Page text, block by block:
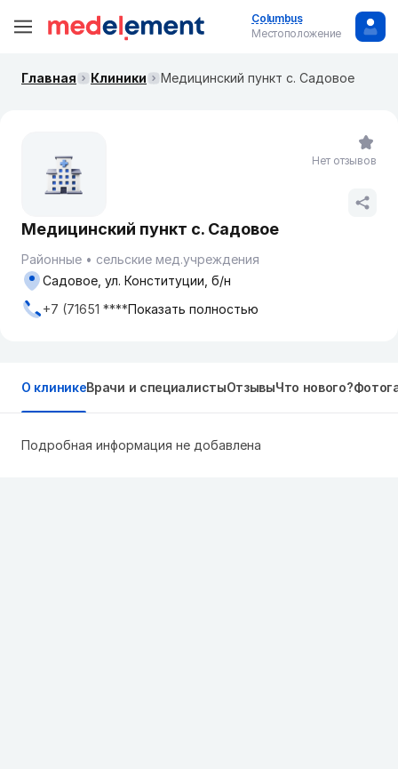
Columbus
Местоположение
Главная Клиники Медицинский пункт с. Садовое
Медицинский пункт с. Садовое
Районные
сельские мед.учреждения
Садовое, ул. Конституции, б/н
+7 (71651 ****Показать полностью
Нет отзывов
О клиникеВрачи и специалистыОтзывыЧто нового?
Подробная информация не добавлена